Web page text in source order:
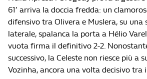
61′ arriva la doccia fredda: un
difensivo tra Olivera e Muslera, su una
laterale, spalanca la porta a Hélio
vuota firma il definitivo 2-2.
successivo, la Celeste non riesce più a
Vozinha, ancora una volta decisivo tra